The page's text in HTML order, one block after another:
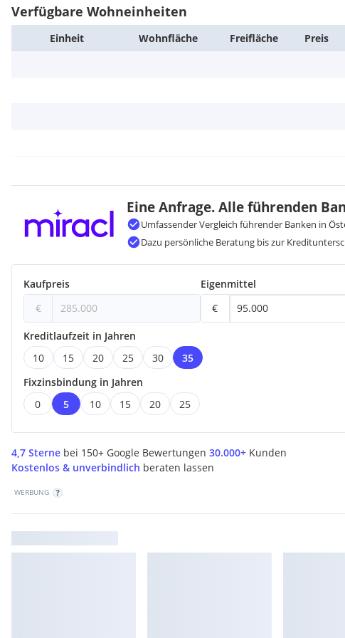
Verfügbare Wohneinheiten
Einheit Wohn­fläche Frei­fläche Preis
Eine Anfrage. Alle führenden
Umfassender Vergleich führender Banken in
Dazu persönliche Beratung bis zur
Kaufpreis
€
Eigenmittel
€
Kreditlaufzeit in Jahren
10
15 20 25 30
35
Fixzinsbindung in Jahren
0
5 10 15 20 25
4,7 Sterne bei 150+ Google Bewertungen 30.000+ Kunden
Kostenlos & unverbindlich beraten lassen
WERBUNG